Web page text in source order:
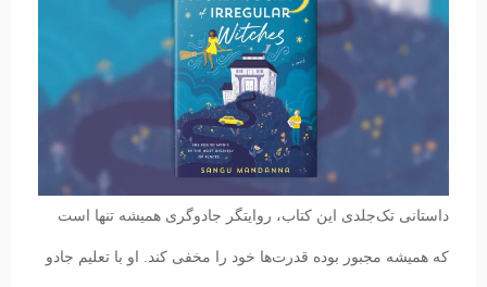
داستانی تک‌جلدی این کتاب، روایتگر جادوگری همیشه تنها است
که همیشه مجبور بوده قدرت‌ها خود را مخفی کند. او با تعلیم جادو